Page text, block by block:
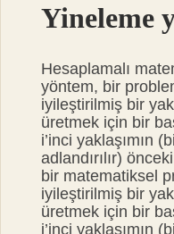
Yineleme
Hesaplamalı
yöntem, bir
iyileştirilmiş bir
üretmek için bir
i’inci yaklaşımın
adlandırılır)
bir matematiksel
iyileştirilmiş bir
üretmek için bir
i’inci yaklaşımın